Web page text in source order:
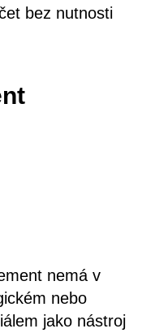
bez nutnosti
nemá v
nebo
jako nástroj